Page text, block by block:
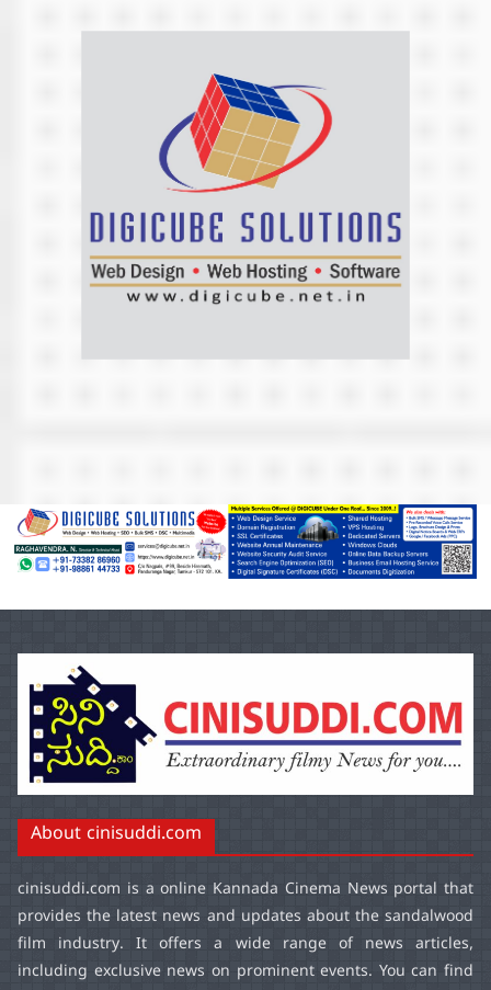
About cinisuddi.com
cinisuddi.com is a online Kannada Cinema News portal that
provides the latest news and updates about the sandalwood
film industry. It offers a wide range of news articles,
including exclusive news on prominent events. You can find